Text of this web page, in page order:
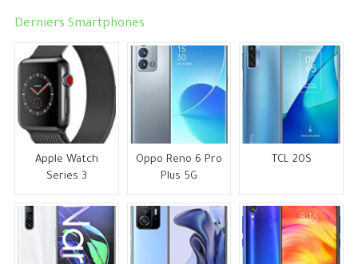
Derniers Smartphones
Apple Watch
Series 3
Oppo Reno 6 Pro
Plus 5G
TCL 20S